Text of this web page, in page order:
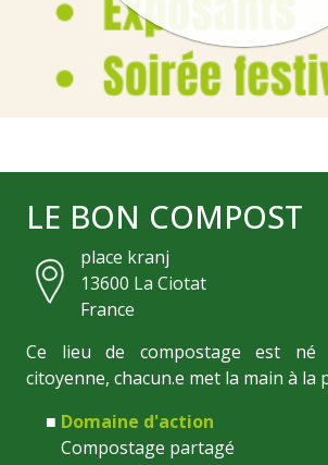
LE BON COMPOST
place kranj
13600 La Ciotat
France
Ce lieu de compostage est né
citoyenne, chacun.e met la main à la
Domaine d'action
Compostage partagé